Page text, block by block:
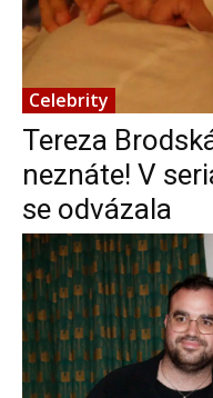
Celebrity
Tereza
neznáte! V
se odvázala